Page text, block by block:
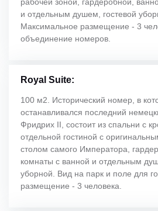
и отдельным душем, гостевой
Максимальное размещение - 3
объединение номеров.
Royal Suite:
100 м2. Исторический номер, в
останавливался последний
Фридрих II, состоит из спальни с
отдельной гостиной с
столом самого Императора,
комнаты с ванной и отдельным
уборной. Вид на парк и поле для
размещение - 3 человека.